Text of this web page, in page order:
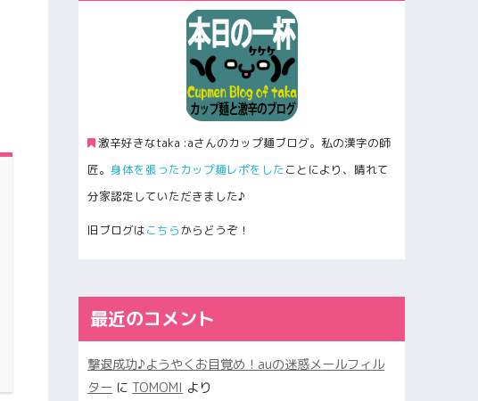
激辛好きなtaka :aさんのカップ麺ブログ。私の漢字の師
匠。身体を張ったカップ麺レポをしたことにより、晴れて
分家認定していただきました♪
旧ブログはこちらからどうぞ！
最近のコメント
撃退成功♪ようやくお目覚め！auの迷惑メールフィル
ター に TOMOMI より